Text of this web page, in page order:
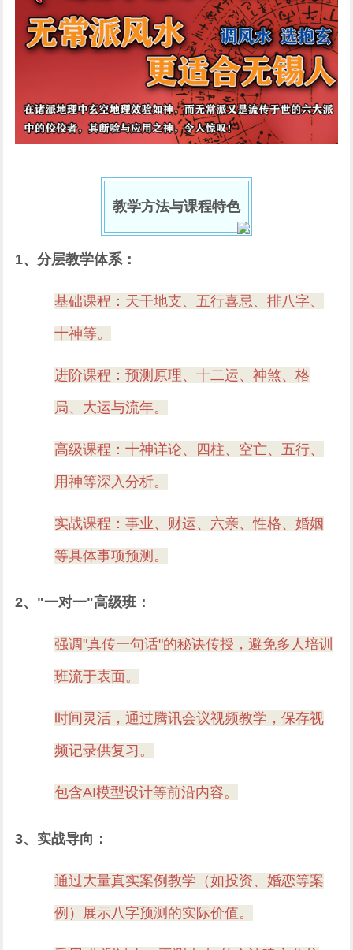
教学方法与课程特色
1、分层教学体系：
基础课程：天干地支、五行喜忌、排八字、
十神等。
进阶课程：预测原理、十二运、神煞、格
局、大运与流年。
高级课程：十神详论、四柱、空亡、五行、
用神等深入分析。
实战课程：事业、财运、六亲、性格、婚姻
等具体事项预测。
2、"一对一"高级班：
强调"真传一句话"的秘诀传授，避免多人培训
班流于表面。
时间灵活，通过腾讯会议视频教学，保存视
频记录供复习。
包含AI模型设计等前沿内容。
3、实战导向：
通过大量真实案例教学（如投资、婚恋等案
例）展示八字预测的实际价值。